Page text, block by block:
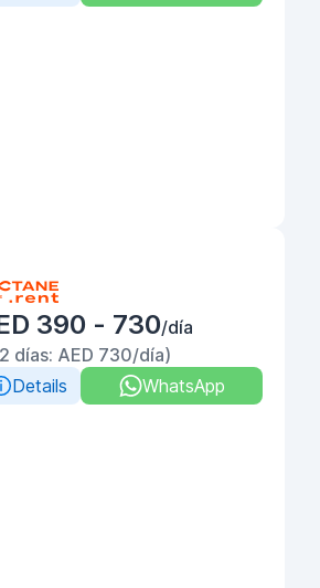
390 - 730/día
días: AED 730/día)
Details
WhatsApp